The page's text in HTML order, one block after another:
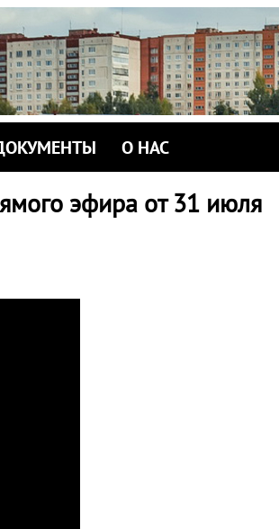
О НАС
эфира от 31 июля